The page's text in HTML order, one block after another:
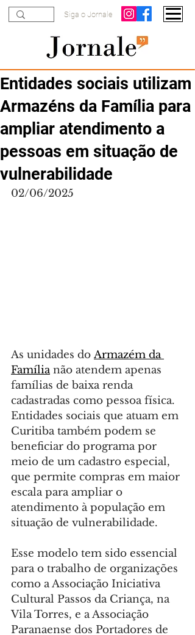
Siga o Jornale
Entidades sociais utilizam
Armazéns da Família para
ampliar atendimento a
pessoas em situação de
vulnerabilidade
02/06/2025
As unidades do Armazém da
Família não atendem apenas
famílias de baixa renda
cadastradas como pessoa física.
Entidades sociais que atuam em
Curitiba também podem se
beneficiar do programa por
meio de um cadastro especial,
que permite compras em maior
escala para ampliar o
atendimento à população em
situação de vulnerabilidade.
Esse modelo tem sido essencial
para o trabalho de organizações
como a Associação Iniciativa
Cultural Passos da Criança, na
Vila Torres, e a Associação
Paranaense dos Portadores de